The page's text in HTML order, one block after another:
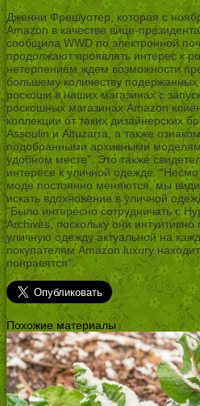
Дженни Фрешуотер, которая с
Amazon в качестве вице-
сообщила WWD по электронной
продолжают проявлять интерес к
нетерпением ждем возможности
большему количеству
роскоши в наших магазинах с
роскошных магазинах Amazon
коллекции от таких дизайнерских
Assoulin и Altuzarra, а также
подобранными архивными
удобном месте”. Это также
интересе к уличной одежде.
моде постоянно меняются, мы
искать вдохновение в уличной
“Было интересно сотрудничать с
Archives, поскольку они
уличную одежду актуальной на
покупателям Amazon luxury
понравятся”.
Похожие материалы